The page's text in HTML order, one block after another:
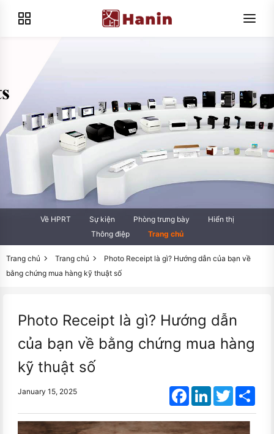
Về HPRT Sự kiện Phòng trưng bày
Hiển thị
Thông điệp
Trang chủ
Trang chủ Trang chủ
Photo Receipt là gì? Hướng dẫn của bạn về
bằng chứng mua hàng kỹ thuật số
Photo Receipt là gì? Hướng dẫn
của bạn về bằng chứng mua hàng
kỹ thuật số
January 15, 2025 FacebookLinkedInTwitter